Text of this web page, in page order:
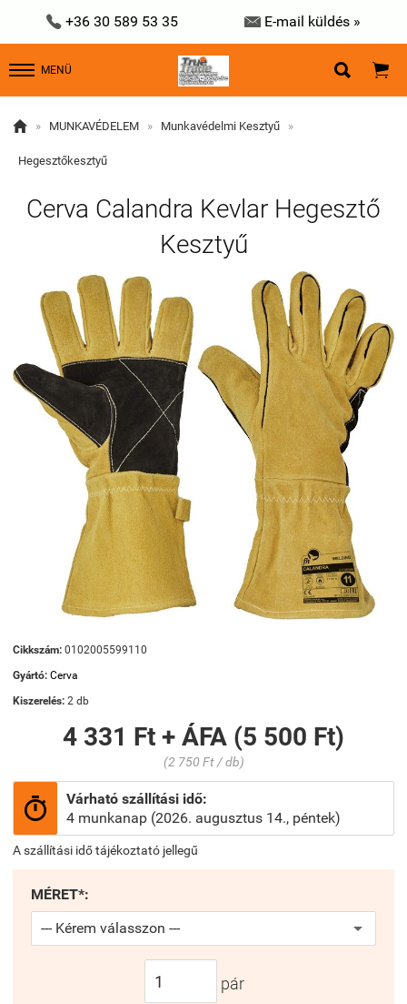
 +36 30 589 53 35  E-mail küldés »
MENÜ  
 » MUNKAVÉDELEM » Munkavédelmi Kesztyű »
Hegesztőkesztyű
Cerva Calandra Kevlar Hegesztő
Kesztyű
Cikkszám: 0102005599110
Gyártó: Cerva
Kiszerelés: 2 db
4 331 Ft + ÁFA (5 500 Ft)
(2 750 Ft / db)

Várható szállítási idő:
4 munkanap (2026. augusztus 14., péntek)
A szállítási idő tájékoztató jellegű
MÉRET*:
pár